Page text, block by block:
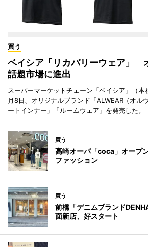
買う
ベイシア「リカバリーウェア」
話題市場に進出
スーパーマーケットチェーン「ベイシア」（
月8日、オリジナルブランド「ALWEAR（オル
ートインナー」「ルームウェア」を発売した。
買う
高崎オーパ「coca」オープ
ファッション
買う
前橋「デニムブランド
面新店、好スタート